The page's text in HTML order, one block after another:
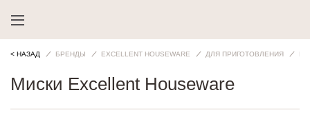
< НАЗАД БРЕНДЫ EXCELLENT HOUSEWARE ДЛЯ ПРИГОТОВЛЕНИЯ
Миски Excellent Houseware